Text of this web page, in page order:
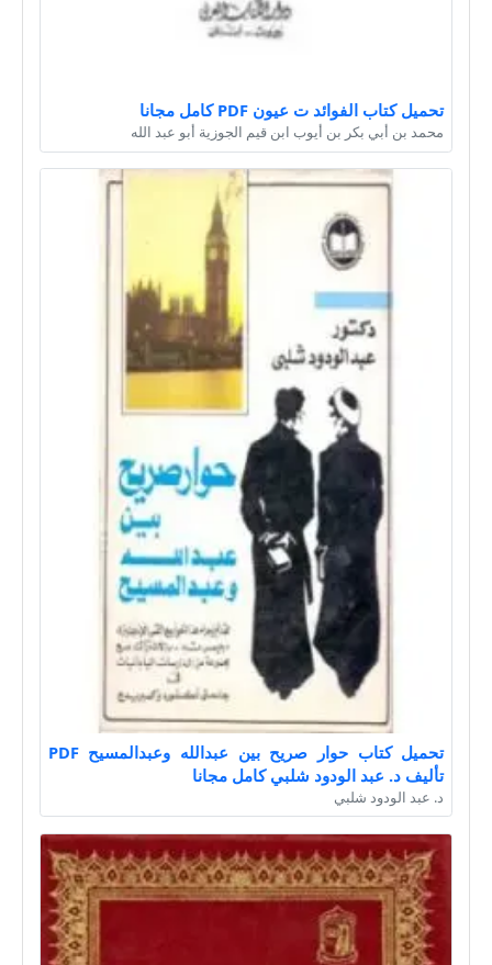
تحميل كتاب الفوائد ت عيون PDF كامل مجانا
محمد بن أبي بكر بن أيوب ابن قيم الجوزية أبو عبد الله
تحميل كتاب حوار صريح بين عبدالله وعبدالمسيح PDF
تأليف د. عبد الودود شلبي كامل مجانا
د. عبد الودود شلبي